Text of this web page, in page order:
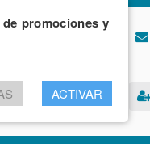
BLOG
INGRESAR
promociones y
ACTIVAR